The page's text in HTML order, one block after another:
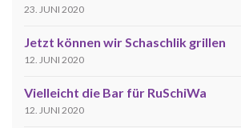
23. JUNI 2020
Jetzt können wir Schaschlik grillen
12. JUNI 2020
Vielleicht die Bar für RuSchiWa
12. JUNI 2020